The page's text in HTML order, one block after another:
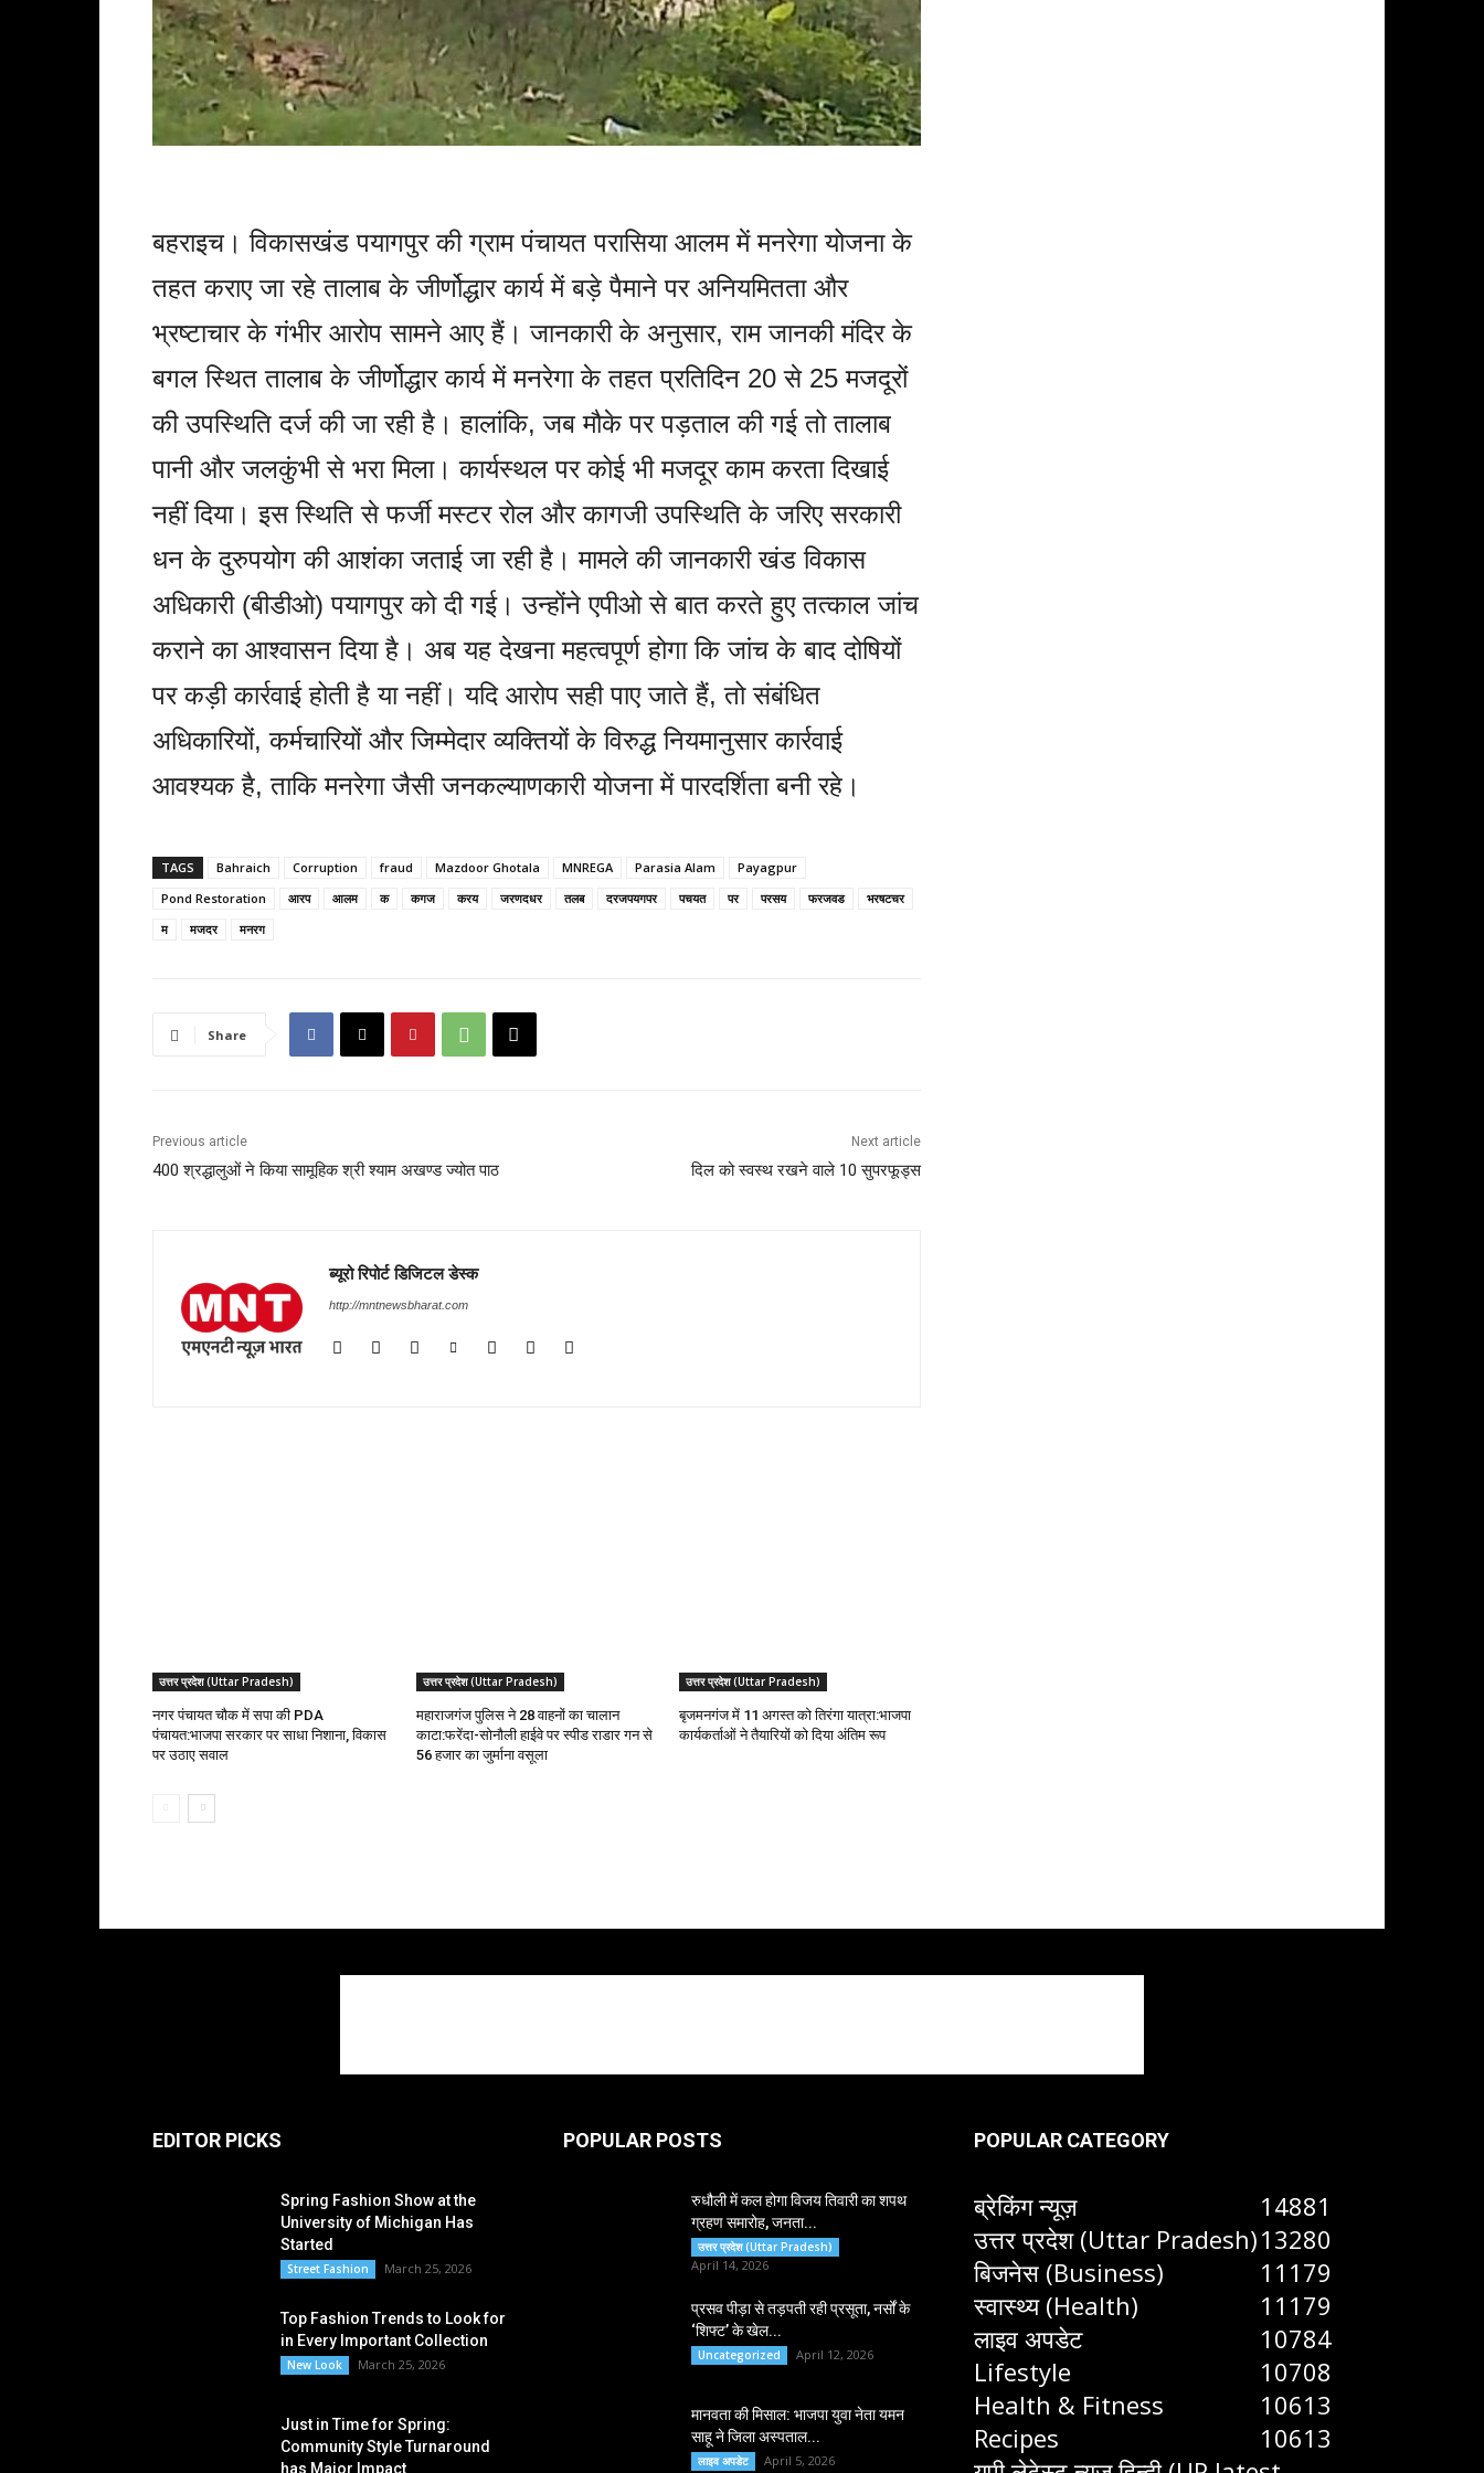
बहराइच। विकासखंड पयागपुर की ग्राम पंचायत परासिया आलम में मनरेगा योजना के
तहत कराए जा रहे तालाब के जीर्णोद्धार कार्य में बड़े पैमाने पर अनियमितता और
भ्रष्टाचार के गंभीर आरोप सामने आए हैं। जानकारी के अनुसार, राम जानकी मंदिर के
बगल स्थित तालाब के जीर्णोद्धार कार्य में मनरेगा के तहत प्रतिदिन 20 से 25 मजदूरों
की उपस्थिति दर्ज की जा रही है। हालांकि, जब मौके पर पड़ताल की गई तो तालाब
पानी और जलकुंभी से भरा मिला। कार्यस्थल पर कोई भी मजदूर काम करता दिखाई
नहीं दिया। इस स्थिति से फर्जी मस्टर रोल और कागजी उपस्थिति के जरिए सरकारी
धन के दुरुपयोग की आशंका जताई जा रही है। मामले की जानकारी खंड विकास
अधिकारी (बीडीओ) पयागपुर को दी गई। उन्होंने एपीओ से बात करते हुए तत्काल जांच
कराने का आश्वासन दिया है। अब यह देखना महत्वपूर्ण होगा कि जांच के बाद दोषियों
पर कड़ी कार्रवाई होती है या नहीं। यदि आरोप सही पाए जाते हैं, तो संबंधित
अधिकारियों, कर्मचारियों और जिम्मेदार व्यक्तियों के विरुद्ध नियमानुसार कार्रवाई
आवश्यक है, ताकि मनरेगा जैसी जनकल्याणकारी योजना में पारदर्शिता बनी रहे।
TAGS Bahraich Corruption fraud Mazdoor Ghotala MNREGA Parasia Alam
Payagpur
Pond Restoration
आरप आलम क कगज करय जरणदधर तलब दरजपयगपर पचयत पर परसय फरजवड
भरषटचर
म
मजदर मनरग
Share
Previous article
400 श्रद्धालुओं ने किया सामूहिक श्री श्याम अखण्ड ज्योत पाठ
Next article
दिल को स्वस्थ रखने वाले 10 सुपरफूड्स
ब्यूरो रिपोर्ट डिजिटल डेस्क
http://mntnewsbharat.com
उत्तर प्रदेश (Uttar Pradesh)
नगर पंचायत चौक में सपा की PDA
पंचायत:भाजपा सरकार पर साधा निशाना, विकास
पर उठाए सवाल
उत्तर प्रदेश (Uttar Pradesh)
महाराजगंज पुलिस ने 28 वाहनों का चालान
काटा:फरेंदा-सोनौली हाईवे पर स्पीड राडार गन से
₹56 हजार का जुर्माना वसूला
उत्तर प्रदेश (Uttar Pradesh)
बृजमनगंज में 11 अगस्त को तिरंगा यात्रा:भाजपा
कार्यकर्ताओं ने तैयारियों को दिया अंतिम रूप
EDITOR PICKS
Spring Fashion Show at the
University of Michigan Has
Started
Street Fashion March 25, 2026
Top Fashion Trends to Look for
in Every Important Collection
New Look March 25, 2026
Just in Time for Spring:
Community Style Turnaround
has Major Impact
POPULAR POSTS
रुधौली में कल होगा विजय तिवारी का शपथ
ग्रहण समारोह, जनता...
उत्तर प्रदेश (Uttar Pradesh)
April 14, 2026
प्रसव पीड़ा से तड़पती रही प्रसूता, नर्सों के
‘शिफ्ट’ के खेल...
Uncategorized April 12, 2026
मानवता की मिसाल: भाजपा युवा नेता यमन
साहू ने जिला अस्पताल...
लाइव अपडेट April 5, 2026
POPULAR CATEGORY
ब्रेकिंग न्यूज़
14881
उत्तर प्रदेश (Uttar Pradesh)13280
बिजनेस (Business)
11179
स्वास्थ्य (Health)
11179
लाइव अपडेट
10784
Lifestyle
10708
Health & Fitness
10613
Recipes
10613